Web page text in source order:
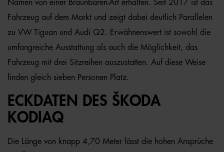
Namen von einer Braunbären-Art erhalten. Seit 2017 ist das
Fahrzeug auf dem Markt und zeigt dabei deutlich Parallelen
zu VW Tiguan und Audi Q2. Erwähnenswert ist sowohl die
umfangreiche Ausstattung als auch die Möglichkeit, das
Fahrzeug mit drei Sitzreihen auszustatten. Auf diese Weise
finden gleich sieben Personen Platz.
ECKDATEN DES ŠKODA
KODIAQ
Die Länge von knapp 4,70 Meter lässt die hohen Ansprüche